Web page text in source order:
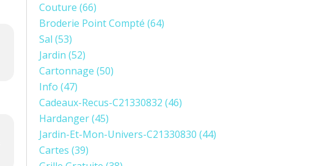
Couture (66)
Broderie Point Compté (64)
Sal (53)
Jardin (52)
Cartonnage (50)
Info (47)
Cadeaux-Recus-C21330832 (46)
Hardanger(45)
Jardin-Et-Mon-Univers-C21330830 (44)
Cartes (39)